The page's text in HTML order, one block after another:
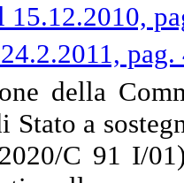
15.12.2010,
pag.
della
a
C 91 I/